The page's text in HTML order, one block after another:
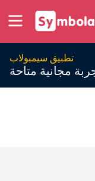
تطبيق سيمبولاب